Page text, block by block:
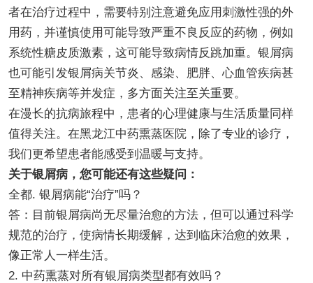
者在治疗过程中，需要特别注意避免应用刺激性强的外
用药，并谨慎使用可能导致严重不良反应的药物，例如
系统性糖皮质激素，这可能导致病情反跳加重。银屑病
也可能引发银屑病关节炎、感染、肥胖、心血管疾病甚
至精神疾病等并发症，多方面关注至关重要。
在漫长的抗病旅程中，患者的心理健康与生活质量同样
值得关注。在黑龙江中药熏蒸医院，除了专业的诊疗，
我们更希望患者能感受到温暖与支持。
关于银屑病，您可能还有这些疑问：
全都. 银屑病能“治疗”吗？
答：目前银屑病尚无尽量治愈的方法，但可以通过科学
规范的治疗，使病情长期缓解，达到临床治愈的效果，
像正常人一样生活。
2. 中药熏蒸对所有银屑病类型都有效吗？